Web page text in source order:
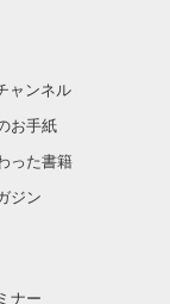
ャンネル
お手紙
った書籍
ジン
ナー